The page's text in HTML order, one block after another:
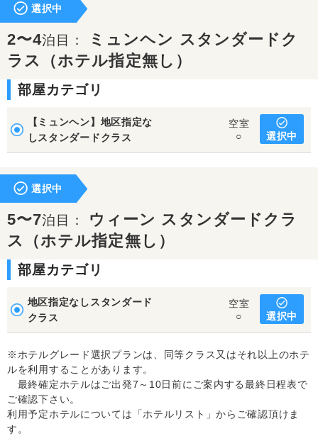
選択中
2〜4泊目：
ミュンヘン スタンダードク
ラス（ホテル指定無し）
部屋カテゴリ
【ミュンヘン】地区指定な
しスタンダードクラス
空室
○
選択中
選択中
5〜7泊目： ウィーン スタンダードクラ
ス（ホテル指定無し）
部屋カテゴリ
地区指定なしスタンダード
クラス
空室
○
選択中
※ホテルグレード選択プランは、同等クラス又はそれ以上のホテ
ルを利用することがあります。
最終確定ホテルはご出発7～10日前にご案内する最終日程表で
ご確認下さい。
利用予定ホテルについては「ホテルリスト」からご確認頂けま
す。